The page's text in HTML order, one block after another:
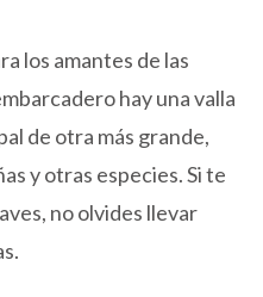
los amantes de las
hay una valla
de otra más grande,
y otras especies. Si te
no olvides llevar